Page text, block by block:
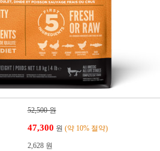
52,500 원
47,300 원 (약 10% 절약)
2,628 원